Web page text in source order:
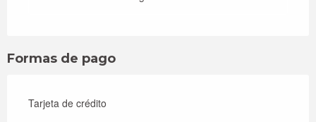
Formas de pago
Tarjeta de crédito